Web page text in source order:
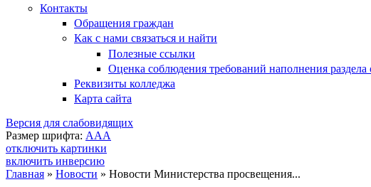
Контакты
Обращения граждан
Как с нами связаться и найти
Полезные ссылки
Оценка соблюдения требований наполнения
Реквизиты колледжа
Карта сайта
Версия для слабовидящих
Размер шрифта: AAA
отключить картинки
включить инверсию
Главная » Новости » Новости Министерства просвещения...